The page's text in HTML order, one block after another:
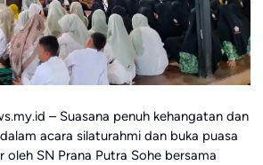
– Suasana penuh kehangatan dan
acara silaturahmi dan buka puasa
oleh SN Prana Putra Sohe bersama